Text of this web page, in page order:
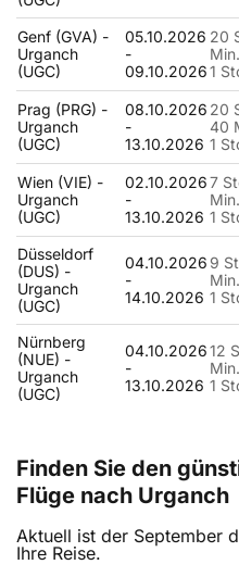
Genf (GVA) -
Urganch
(UGC)
05.10.2026
-
09.10.2026
20
1
Prag (PRG) -
Urganch
(UGC)
08.10.2026
-
13.10.2026
20
40
1
Wien (VIE) -
Urganch
(UGC)
02.10.2026
-
13.10.2026
7
1
Düsseldorf
(DUS) -
Urganch
(UGC)
04.10.2026
-
14.10.2026
9
1
Nürnberg
(NUE) -
Urganch
(UGC)
04.10.2026
-
13.10.2026
12
1
Finden Sie den
Flüge nach Urganch
Aktuell ist der September
Ihre Reise.